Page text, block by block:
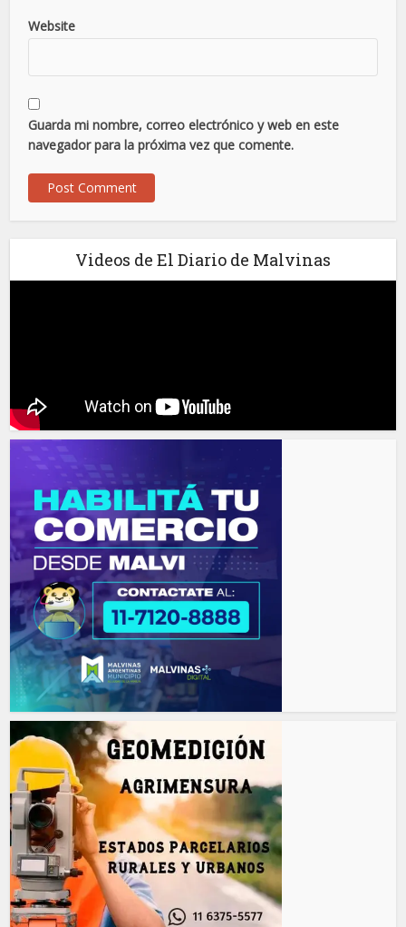
Website
Guarda mi nombre, correo electrónico y web en este
navegador para la próxima vez que comente.
Videos de El Diario de Malvinas